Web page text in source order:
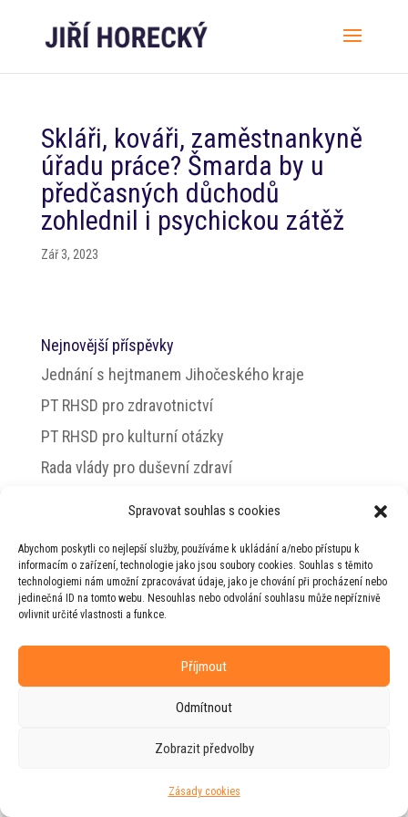
Spravovat souhlas s cookies
Abychom poskytli co nejlepší služby, používáme k ukládání a/nebo přístupu k
informacím o zařízení, technologie jako jsou soubory cookies. Souhlas s těmito
technologiemi nám umožní zpracovávat údaje, jako je chování při procházení nebo
jedinečná ID na tomto webu. Nesouhlas nebo odvolání souhlasu může nepříznivě
ovlivnit určité vlastnosti a funkce.
Příjmout
Odmítnout
Zobrazit předvolby
Zásady cookies
Skláři, kováři, zaměstnankyně
úřadu práce? Šmarda by u
předčasných důchodů
zohlednil i psychickou zátěž
Zář 3, 2023
Nejnovější příspěvky
Jednání s hejtmanem Jihočeského kraje
PT RHSD pro zdravotnictví
PT RHSD pro kulturní otázky
Rada vlády pro duševní zdraví
© 2026 Jiří Horecký – Osobní stránky Jiřího
Horeckého
Web vytvořila firma